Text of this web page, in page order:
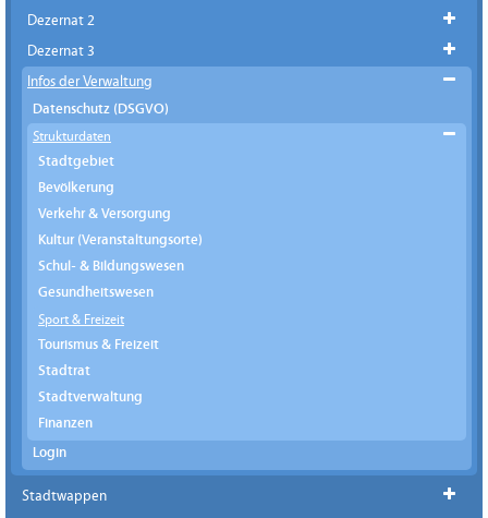
Dezernat 2
Dezernat 3
Infos der Verwaltung
Datenschutz (DSGVO)
Strukturdaten
Stadtgebiet
Bevölkerung
Verkehr & Versorgung
Kultur (Veranstaltungsorte)
Schul- & Bildungswesen
Gesundheitswesen
Sport & Freizeit
Tourismus & Freizeit
Stadtrat
Stadtverwaltung
Finanzen
Login
Stadtwappen